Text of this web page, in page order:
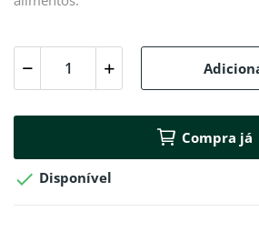
Compra já
 Disponível